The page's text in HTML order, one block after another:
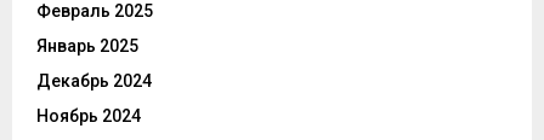
Февраль 2025
Январь 2025
Декабрь 2024
Ноябрь 2024